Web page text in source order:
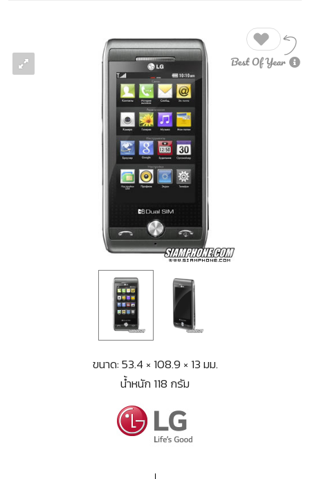
ขนาด: 53.4 × 108.9 × 13 มม.
น้ำหนัก 118 กรัม